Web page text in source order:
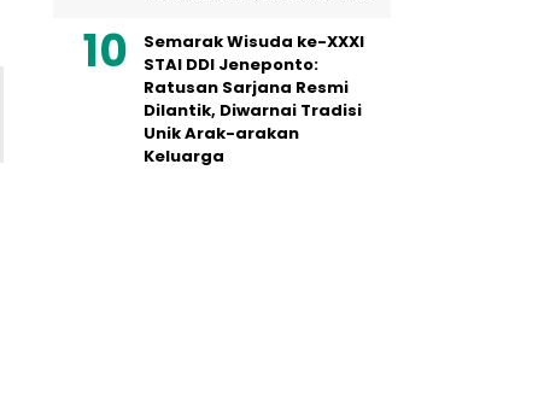
Semarak Wisuda ke-XXXI
STAI DDI Jeneponto:
Ratusan Sarjana Resmi
Dilantik, Diwarnai Tradisi
Unik Arak-arakan
Keluarga